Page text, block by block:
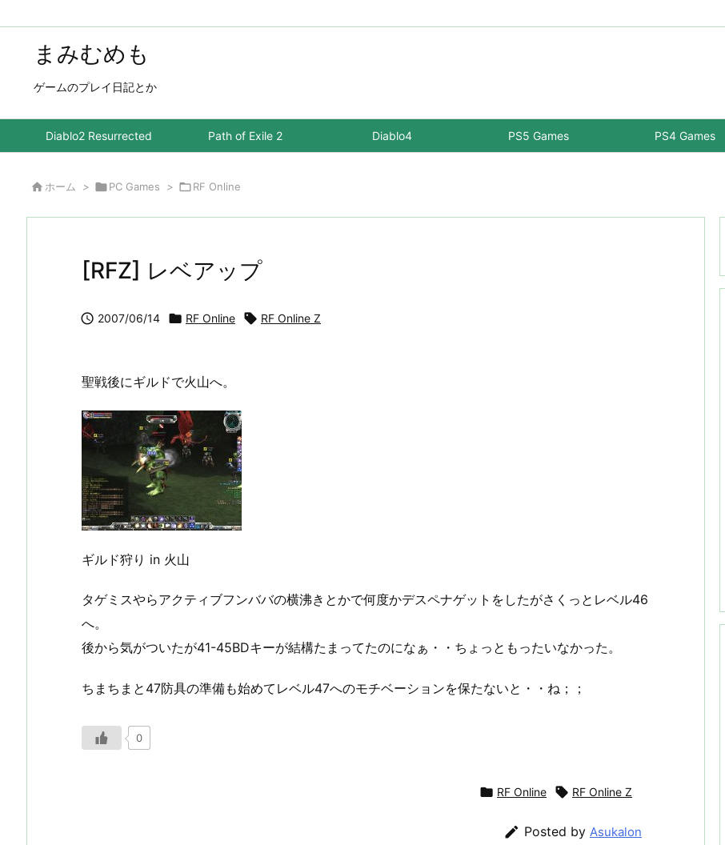
まみむめも
ゲームのプレイ日記とか
Diablo2 Resurrected Path of Exile 2 Diablo4 PS5 Games PS4 Games
 ホーム > PC Games > RF Online
[RFZ] レベアップ
 2007/06/14  RF Online  RF Online Z
聖戦後にギルドで火山へ。
ギルド狩り in 火山
タゲミスやらアクティブフンババの横沸きとかで何度かデスペナゲットをしたがさくっとレベル46
へ。
後から気がついたが41-45BDキーが結構たまってたのになぁ・・ちょっともったいなかった。
ちまちまと47防具の準備も始めてレベル47へのモチベーションを保たないと・・ね；；
0
 RF Online  RF Online Z
 Posted by Asukalon